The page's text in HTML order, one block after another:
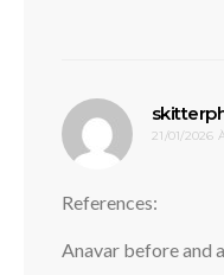
21/01/2026
References:
Anavar before and